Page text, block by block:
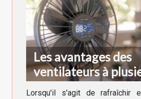
Les avantages des
ventilateurs à
vitesses et
Lorsqu'il s'agit de rafraîchir